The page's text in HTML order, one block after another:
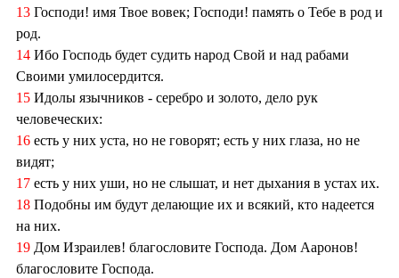
13 Господи! имя Твое вовек; Господи! память о Тебе в род и
род.
14 Ибо Господь будет судить народ Свой и над рабами
Своими умилосердится.
15 Идолы язычников - серебро и золото, дело рук
человеческих:
16 есть у них уста, но не говорят; есть у них глаза, но не
видят;
17 есть у них уши, но не слышат, и нет дыхания в устах их.
18 Подобны им будут делающие их и всякий, кто надеется
на них.
19 Дом Израилев! благословите Господа. Дом Ааронов!
благословите Господа.